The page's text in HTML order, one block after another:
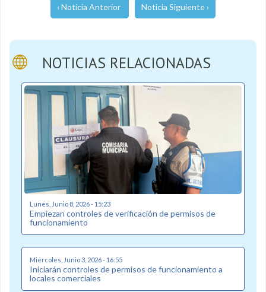
‹ Noticia Anterior Noticia Siguiente ›
NOTICIAS RELACIONADAS
Lunes, Junio 8, 2026 - 15:23
Empiezan controles de verificación de permisos de
funcionamiento
Miércoles, Junio 3, 2026 - 16:55
Iniciarán controles de permisos de funcionamiento a
locales comerciales